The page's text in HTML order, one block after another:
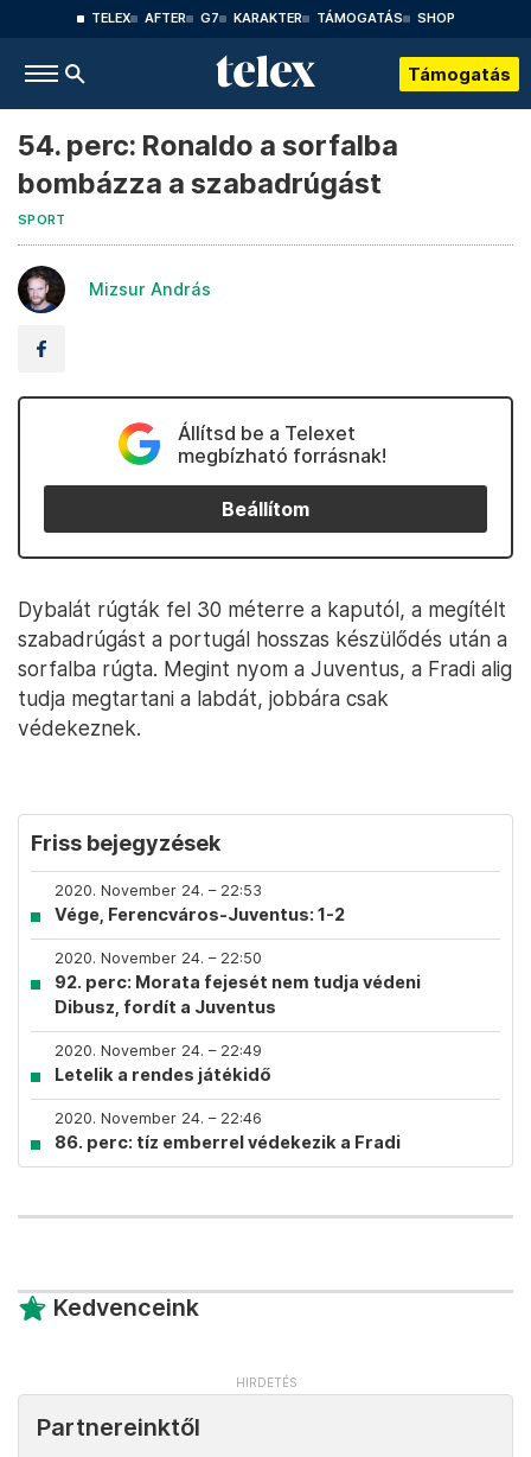
TELEX AFTER G7 KARAKTER TÁMOGATÁS SHOP
Támogatás
54. perc: Ronaldo a sorfalba
bombázza a szabadrúgást
SPORT
Mizsur András
Állítsd be a Telexet
megbízható forrásnak!
Beállítom
Dybalát rúgták fel 30 méterre a kaputól, a megítélt
szabadrúgást a portugál hosszas készülődés után a
sorfalba rúgta. Megint nyom a Juventus, a Fradi alig
tudja megtartani a labdát, jobbára csak
védekeznek.
Friss bejegyzések
2020. November 24. – 22:53
Vége, Ferencváros-Juventus: 1-2
2020. November 24. – 22:50
92. perc: Morata fejesét nem tudja védeni
Dibusz, fordít a Juventus
2020. November 24. – 22:49
Letelik a rendes játékidő
2020. November 24. – 22:46
86. perc: tíz emberrel védekezik a Fradi
Kedvenceink
Partnereinktől